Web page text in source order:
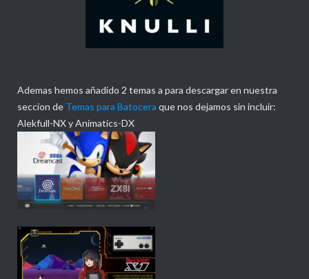
Ademas hemos añadido 2 temas a para descargar en nuestra
seccion de Temas para Batocera que nos dejamos sin incluir:
Alekfull-NX y Animatics-DX